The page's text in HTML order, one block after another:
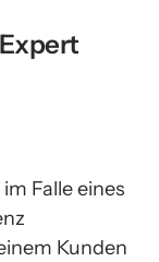
Falle eines
Kunden